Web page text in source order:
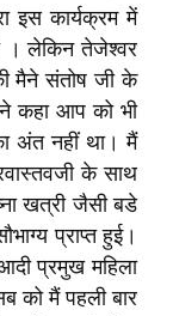
इस कार्यक्रम में
। लेकिन तेजेश्वर
मैने संतोष जी के
कहा आप को भी
अंत नहीं था। मैं
के साथ
खत्री जैसी बडे
प्राप्त हुई।
प्रमुख महिला
को मैं पहली बार